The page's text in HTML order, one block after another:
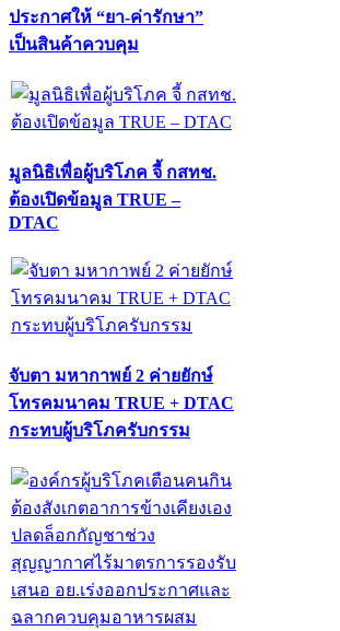
ประกาศให้ “ยา-ค่ารักษา”
เป็นสินค้าควบคุม
มูลนิธิเพื่อผู้บริโภค จี้ กสทช.
ต้องเปิดข้อมูล TRUE –
DTAC
จับตา มหากาพย์ 2 ค่ายยักษ์
โทรคมนาคม TRUE + DTAC
กระทบผู้บริโภครับกรรม